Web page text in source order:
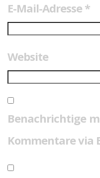
E-Mail-Adresse *
Website
Benachrichtige
Kommentare via